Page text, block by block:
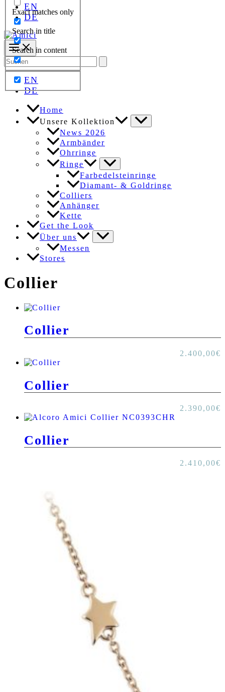
Exact matches only
Search in title
Search in content
EN
DE
Search
for:
EN
DE
Home
Unsere Kollektion
News 2026
Armbänder
Ohrringe
Ringe
Farbedelsteinringe
Diamant- & Goldringe
Colliers
Anhänger
Kette
Get the Look
Über uns
Messen
Stores
Collier
Collier
2.400,00€
Collier
2.390,00€
Collier
2.410,00€